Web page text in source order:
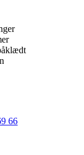
66